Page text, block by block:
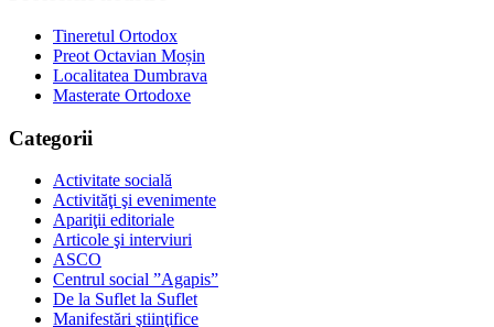
Tineretul Ortodox
Preot Octavian Moșin
Localitatea Dumbrava
Masterate Ortodoxe
Categorii
Activitate socială
Activităţi şi evenimente
Apariţii editoriale
Articole şi interviuri
ASCO
Centrul social ”Agapis”
De la Suflet la Suflet
Manifestări ştiinţifice